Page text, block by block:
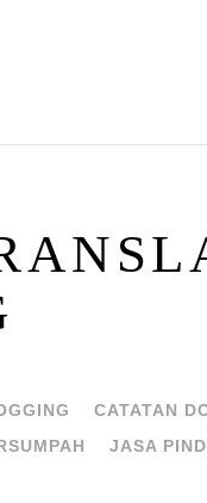
CATATAN
JASA